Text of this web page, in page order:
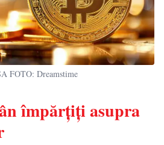
FOTO: Dreamstime
împărțiți asupra